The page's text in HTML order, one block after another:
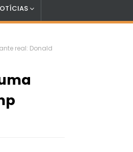
real: Donald